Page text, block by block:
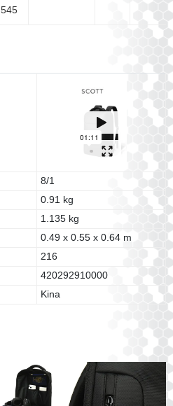
8/1
0.91 kg
1.135 kg
0.49 x 0.55 x 0.64 m
216
420292910000
Kina